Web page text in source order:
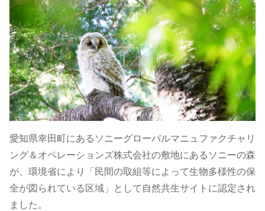
環
境
省
の
令
和
愛知県幸田町にあるソニーグローバルマニュファクチャリ
ング＆オペレーションズ株式会社の敷地にあるソニーの森
が、環境省により「民間の取組等によって生物多様性の保
全が図られている区域」として自然共生サイトに認定され
ました。